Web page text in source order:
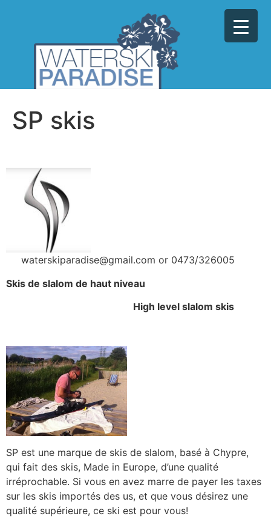
SP skis
waterskiparadise@gmail.com or 0473/326005
Skis de slalom de haut niveau
High level slalom skis
SP est une marque de skis de slalom, basé à Chypre,
qui fait des skis, Made in Europe, d’une qualité
irréprochable. Si vous en avez marre de payer les taxes
sur les skis importés des us, et que vous désirez une
qualité supérieure, ce ski est pour vous!